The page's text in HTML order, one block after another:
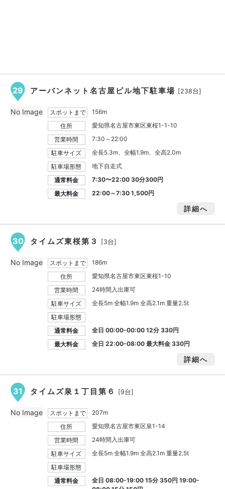
29 アーバンネット名古屋ビル地下駐車場 [238台]
スポットまで
156m
住所
愛知県名古屋市東区東桜1-1-10
営業時間
7:30～22:00
駐車サイズ
全長5.3m、全幅1.9m、全高2.0m
駐車場形態
地下自走式
通常料金
7:30〜22:00 30分300円
最大料金
22:00～7:301,500円
詳細へ
No Image
30 タイムズ東桜第３ [3台]
スポットまで
186m
住所
愛知県名古屋市東区東桜1-10
営業時間
24時間入出庫可
駐車サイズ
全長5m 全幅1.9m 全高2.1m 重量2.5t
駐車場形態
通常料金
全日 00:00-00:00 12分 330円
最大料金
全日 22:00-08:00 最大料金330円
詳細へ
No Image
31 タイムズ泉１丁目第６ [9台]
スポットまで
207m
住所
愛知県名古屋市東区泉1-14
営業時間
24時間入出庫可
駐車サイズ
全長5m 全幅1.9m 全高2.1m 重量2.5t
駐車場形態
通常料金
全日 08:00-19:00 15分 350円 19:00-
No Image